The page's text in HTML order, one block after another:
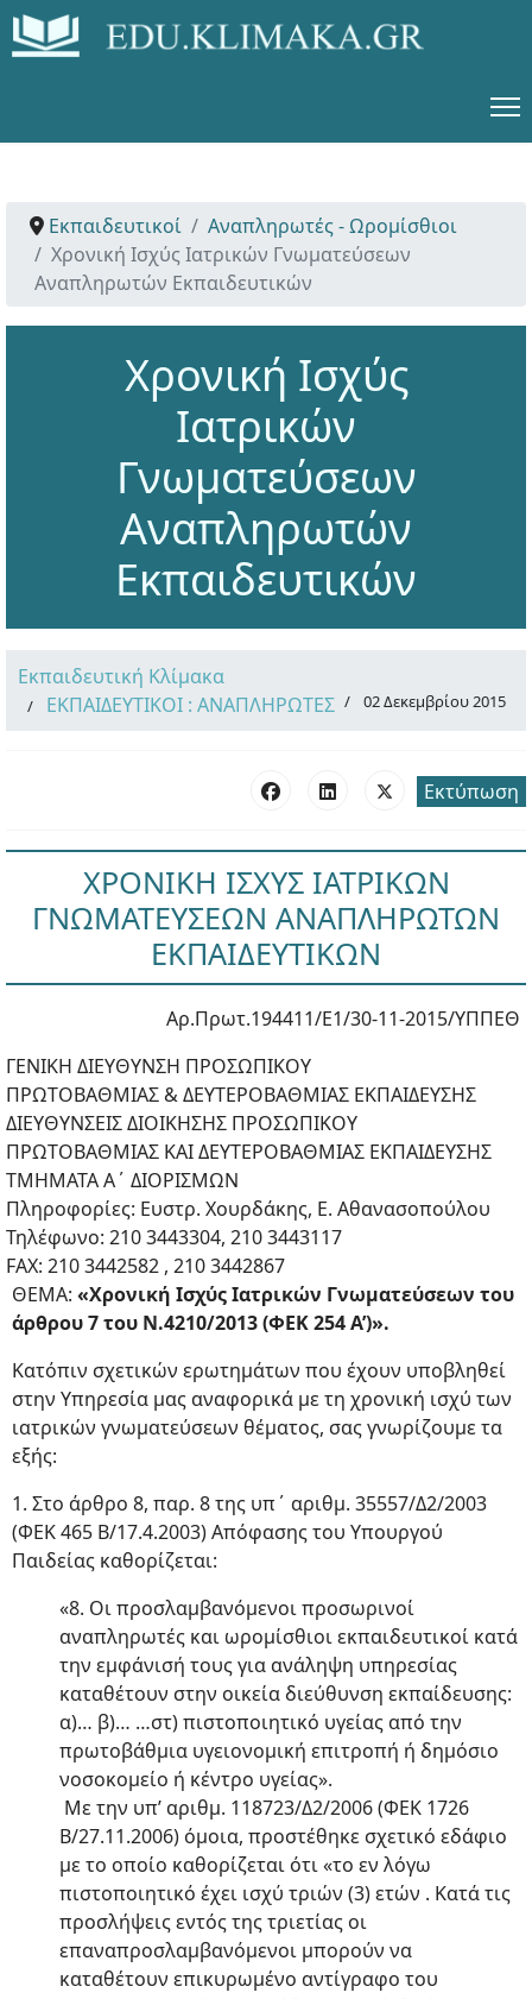
Εκπαιδευτικοί
Αναπληρωτές - Ωρομίσθιοι
Χρονική Ισχύς Ιατρικών Γνωματεύσεων
Αναπληρωτών Εκπαιδευτικών
Χρονική Ισχύς
Ιατρικών
Γνωματεύσεων
Αναπληρωτών
Εκπαιδευτικών
Εκπαιδευτική Κλίμακα
ΕΚΠΑΙΔΕΥΤΙΚΟΙ : ΑΝΑΠΛΗΡΩΤΕΣ
02 Δεκεμβρίου 2015
Εκτύπωση
ΧΡΟΝΙΚΗ ΙΣΧΥΣ ΙΑΤΡΙΚΩΝ
ΓΝΩΜΑΤΕΥΣΕΩΝ ΑΝΑΠΛΗΡΩΤΩΝ
ΕΚΠΑΙΔΕΥΤΙΚΩΝ
Αρ.Πρωτ.194411/Ε1/30-11-2015/ΥΠΠΕΘ
ΓΕΝΙΚΗ ΔΙΕΥΘΥΝΣΗ ΠΡΟΣΩΠΙΚΟΥ
ΠΡΩΤΟΒΑΘΜΙΑΣ & ΔΕΥΤΕΡΟΒΑΘΜΙΑΣ ΕΚΠΑΙΔΕΥΣΗΣ
ΔΙΕΥΘΥΝΣΕΙΣ ΔΙΟΙΚΗΣΗΣ ΠΡΟΣΩΠΙΚΟΥ
ΠΡΩΤΟΒΑΘΜΙΑΣ ΚΑΙ ΔΕΥΤΕΡΟΒΑΘΜΙΑΣ ΕΚΠΑΙΔΕΥΣΗΣ
ΤΜΗΜΑΤΑ Α΄ ΔΙΟΡΙΣΜΩΝ
Πληροφορίες: Ευστρ. Χουρδάκης, Ε. Αθανασοπούλου
Τηλέφωνο: 210 3443304, 210 3443117
FAX: 210 3442582 , 210 3442867
ΘΕΜΑ: «Χρονική Ισχύς Ιατρικών Γνωματεύσεων του
άρθρου 7 του Ν.4210/2013 (ΦΕΚ 254 Α’)».
Κατόπιν σχετικών ερωτημάτων που έχουν υποβληθεί
στην Υπηρεσία μας αναφορικά με τη χρονική ισχύ των
ιατρικών γνωματεύσεων θέματος, σας γνωρίζουμε τα
εξής:
1. Στο άρθρο 8, παρ. 8 της υπ΄ αριθμ. 35557/Δ2/2003
(ΦΕΚ 465 Β/17.4.2003) Απόφασης του Υπουργού
Παιδείας καθορίζεται:
«8. Οι προσλαμβανόμενοι προσωρινοί
αναπληρωτές και ωρομίσθιοι εκπαιδευτικοί κατά
την εμφάνισή τους για ανάληψη υπηρεσίας
καταθέτουν στην οικεία διεύθυνση εκπαίδευσης:
α)… β)… …στ) πιστοποιητικό υγείας από την
πρωτοβάθμια υγειονομική επιτροπή ή δημόσιο
νοσοκομείο ή κέντρο υγείας».
Με την υπ’ αριθμ. 118723/Δ2/2006 (ΦΕΚ 1726
Β/27.11.2006) όμοια, προστέθηκε σχετικό εδάφιο
με το οποίο καθορίζεται ότι «το εν λόγω
πιστοποιητικό έχει ισχύ τριών (3) ετών . Κατά τις
προσλήψεις εντός της τριετίας οι
επαναπροσλαμβανόμενοι μπορούν να
καταθέτουν επικυρωμένο αντίγραφο του